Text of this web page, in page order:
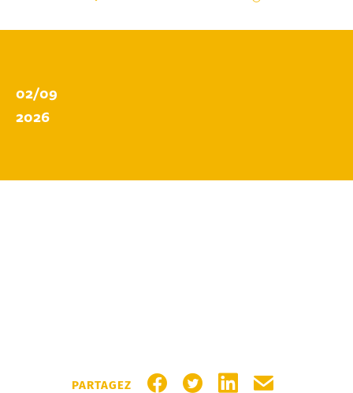
02/09
2026
PARTAGEZ
PARTAGER SUR FACEBOOK
PARTAGER SUR TWITTER
PARTAGER SUR
PARTAGER